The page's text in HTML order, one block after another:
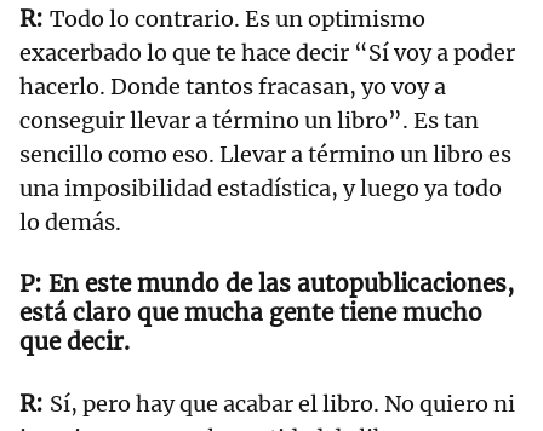
Todo lo contrario. Es un optimismo
exacerbado lo que te hace decir “Sí voy a poder
hacerlo. Donde tantos fracasan, yo voy a
conseguir llevar a término un libro”. Es tan
sencillo como eso. Llevar a término un libro es
una imposibilidad estadística, y luego ya todo
lo demás.
En este mundo de las autopublicaciones,
está claro que mucha gente tiene mucho
que decir.
Sí, pero hay que acabar el libro. No quiero ni